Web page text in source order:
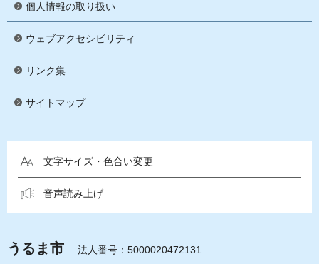
個人情報の取り扱い
ウェブアクセシビリティ
リンク集
サイトマップ
文字サイズ・色合い変更
音声読み上げ
うるま市
法人番号：5000020472131